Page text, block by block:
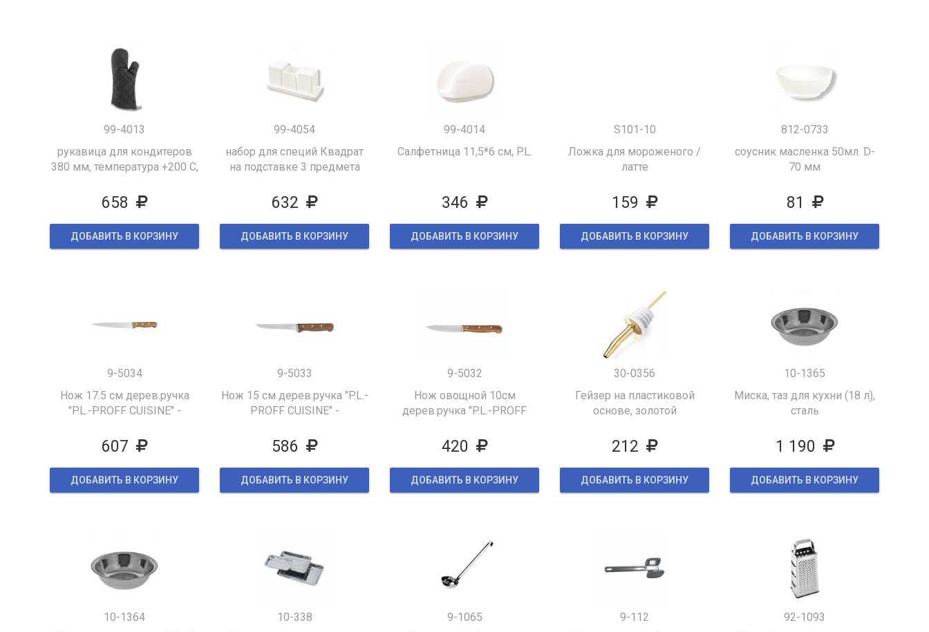
99-4013
рукавица для кондитеров
380 мм, температура +200 С,
658
ДОБАВИТЬ В КОРЗИНУ
99-4054
набор для специй Квадрат
на подставке 3 предмета
632
ДОБАВИТЬ В КОРЗИНУ
99-4014
Салфетница 11,5*6 см, P.L.
346
ДОБАВИТЬ В КОРЗИНУ
S101-10
Ложка для мороженого /
латте
159
ДОБАВИТЬ В КОРЗИНУ
812-0733
соусник масленка 50мл. D-
70 мм
81
ДОБАВИТЬ В КОРЗИНУ
9-5034
Нож 17.5 см дерев.ручка
"P.L.-PROFF CUISINE" -
607
ДОБАВИТЬ В КОРЗИНУ
9-5033
Нож 15 см дерев.ручка "P.L.-
PROFF CUISINE" -
586
ДОБАВИТЬ В КОРЗИНУ
9-5032
Нож овощной 10см
дерев.ручка "P.L.-PROFF
420
ДОБАВИТЬ В КОРЗИНУ
30-0356
Гейзер на пластиковой
основе, золотой
212
ДОБАВИТЬ В КОРЗИНУ
10-1365
Миска, таз для кухни (18 л),
сталь
1 190
ДОБАВИТЬ В КОРЗИНУ
10-1364
10-338
9-1065
9-112
92-1093